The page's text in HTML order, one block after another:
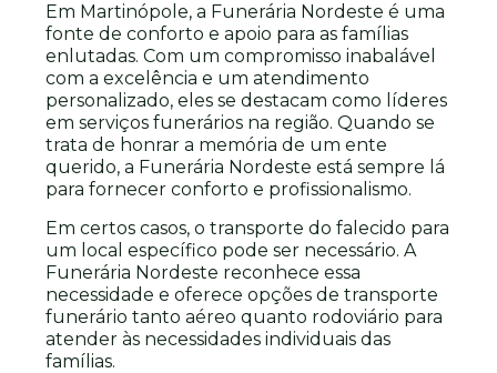
Em Martinópole, a Funerária Nordeste é uma
fonte de conforto e apoio para as famílias
enlutadas. Com um compromisso inabalável
com a excelência e um atendimento
personalizado, eles se destacam como líderes
em serviços funerários na região. Quando se
trata de honrar a memória de um ente
querido, a Funerária Nordeste está sempre lá
para fornecer conforto e profissionalismo.
Em certos casos, o transporte do falecido para
um local específico pode ser necessário. A
Funerária Nordeste reconhece essa
necessidade e oferece opções de transporte
funerário tanto aéreo quanto rodoviário para
atender às necessidades individuais das
famílias.